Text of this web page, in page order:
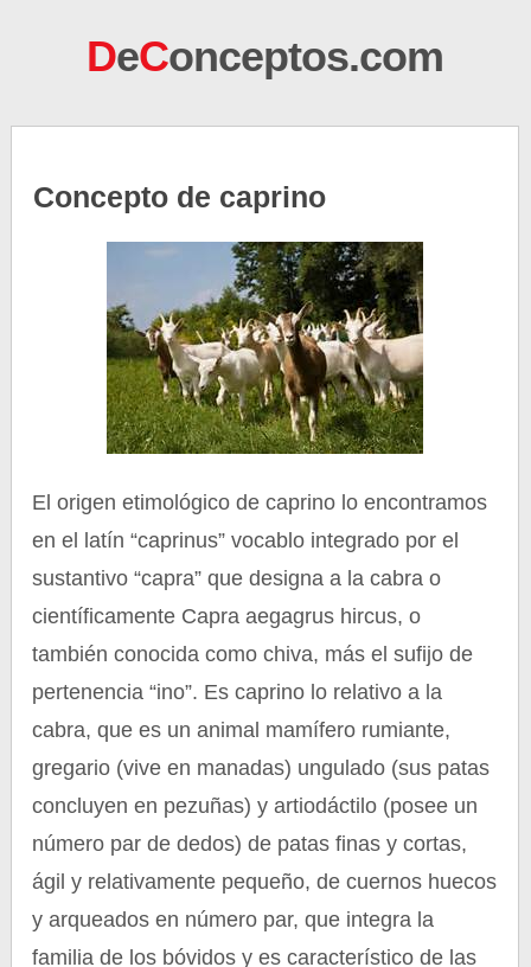
DeConceptos.com
Concepto de caprino
El origen etimológico de caprino lo encontramos
en el latín “caprinus” vocablo integrado por el
sustantivo “capra” que designa a la cabra o
científicamente Capra aegagrus hircus, o
también conocida como chiva, más el sufijo de
pertenencia “ino”. Es caprino lo relativo a la
cabra, que es un animal mamífero rumiante,
gregario (vive en manadas) ungulado (sus patas
concluyen en pezuñas) y artiodáctilo (posee un
número par de dedos) de patas finas y cortas,
ágil y relativamente pequeño, de cuernos huecos
y arqueados en número par, que integra la
familia de los bóvidos y es característico de las